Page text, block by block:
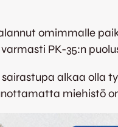
omimmalle
PK-35:n
alkaa olla
miehistö